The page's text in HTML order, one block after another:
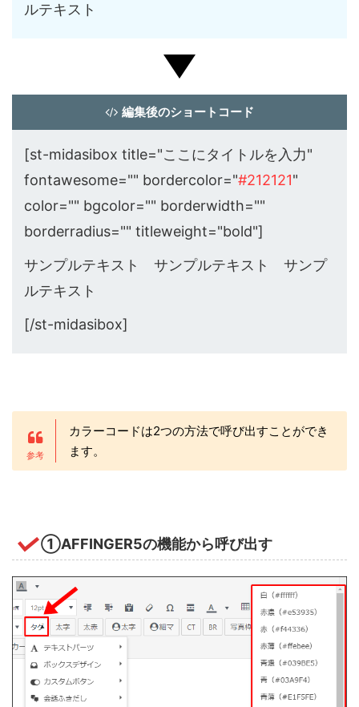
ルテキスト
編集後のショートコード
[st-midasibox title="ここにタイトルを入力"
fontawesome="" bordercolor="#212121"
color="" bgcolor="" borderwidth=""
borderradius="" titleweight="bold"]
サンプルテキスト サンプルテキスト サンプ
ルテキスト
[/st-midasibox]
カラーコードは2つの方法で呼び出すことができ
ます。
①AFFINGER5の機能から呼び出す